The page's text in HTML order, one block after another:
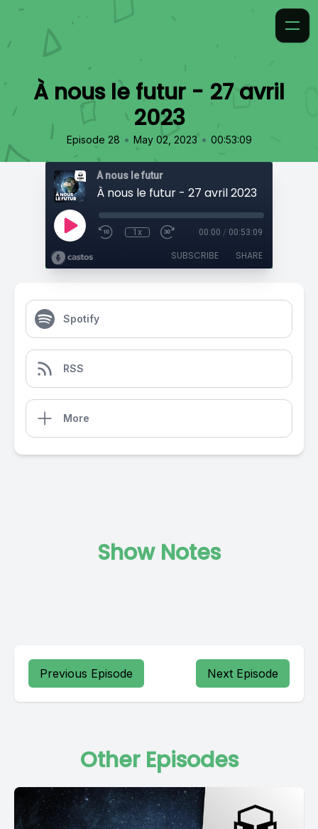
À nous le futur - 27 avril
2023
Episode 28 • May 02, 2023 • 00:53:09
À nous le futur
À nous le futur - 27 avril 2023
1x 00:00 / 00:53:09
SUBSCRIBE SHARE
Spotify
RSS
More
Show Notes
Previous Episode Next Episode
Other Episodes